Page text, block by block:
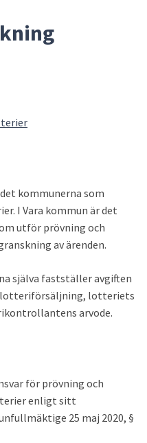
kommunerna som
I Vara kommun är det
utför prövning och
av ärenden.
själva fastställer avgiften
lotteriförsäljning, lotteriets
arvode.
för prövning och
enligt sitt
25 maj 2020, §